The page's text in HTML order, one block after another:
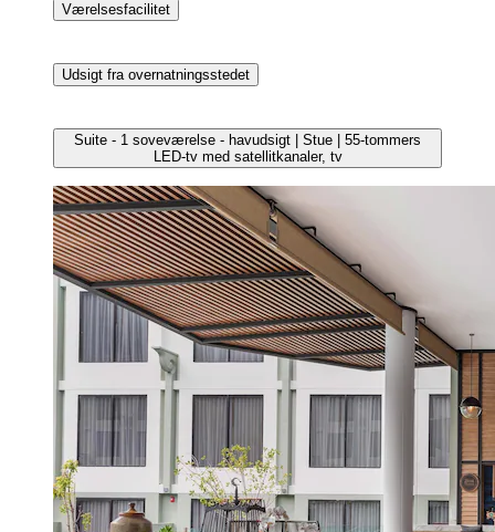
Værelsesfacilitet
Udsigt fra overnatningsstedet
Suite - 1 soveværelse - havudsigt | Stue | 55-tommers
LED-tv med satellitkanaler, tv